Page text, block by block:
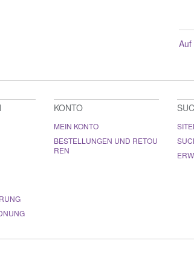
Auf
KONTO
MEIN KONTO
BESTELLUNGEN UND RETOU
REN